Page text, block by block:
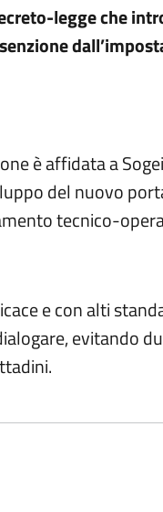
legge che
è affidata a
del nuovo
tecnico-
e con alti
evitando